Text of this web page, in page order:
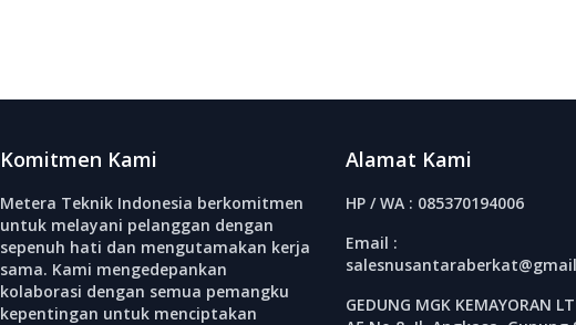
Komitmen Kami
Metera Teknik Indonesia berkomitmen
untuk melayani pelanggan dengan
sepenuh hati dan mengutamakan kerja
sama. Kami mengedepankan
kolaborasi dengan semua pemangku
kepentingan untuk menciptakan
Alamat Kami
HP / WA : 085370194006
Email :
GEDUNG MGK KEMAYORAN